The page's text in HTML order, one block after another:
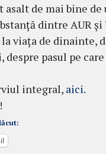
asalt de mai bine
dintre AUR
viața de dinainte,
despre pasul pe
integral, aici.